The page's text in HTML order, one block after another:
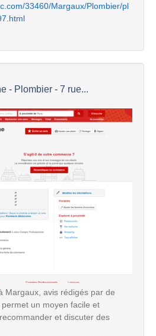
33460/Margaux/Plombier/pl
- Plombier - 7 rue...
Margaux, avis rédigés par de
un moyen facile et
et discuter des